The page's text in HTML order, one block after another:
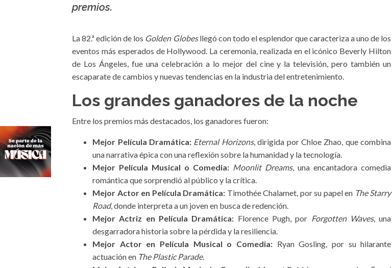
premios.
La 82.ª edición de los Golden Globesllegó con todo el esplendor que caracteriza a uno de los
eventos más esperados de Hollywood. La ceremonia, realizada en el icónico Beverly Hilton
de Los Ángeles, fue una celebración a lo mejor del cine y la televisión, pero también un
escaparate de cambios y nuevas tendencias en la industria del entretenimiento.
Los grandes ganadores de la noche
Entre los premios más destacados, los ganadores fueron:
Mejor Película Dramática: Eternal Horizons, dirigida por Chloe Zhao, que combina
una narrativa épica con una reflexión sobre la humanidad y la tecnología.
Mejor Película Musical o Comedia: Moonlit Dreams, una encantadora comedia
romántica que sorprendió al público y la crítica.
Mejor Actor en Película Dramática: Timothée Chalamet, por su papel en The Starry
Road, donde interpreta a un joven en busca de redención.
Mejor Actriz en Película Dramática: Florence Pugh, por Forgotten Waves, una
desgarradora historia sobre la pérdida y la resiliencia.
Mejor Actor en Película Musical o Comedia:Ryan Gosling, por su hilarante
actuación en The Plastic Parade.